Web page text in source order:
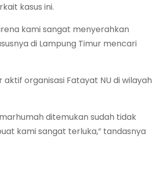
kasus ini.
kami sangat menyerahkan
di Lampung Timur mencari
organisasi Fatayat NU di wilayah
ditemukan sudah tidak
kami sangat terluka,” tandasnya